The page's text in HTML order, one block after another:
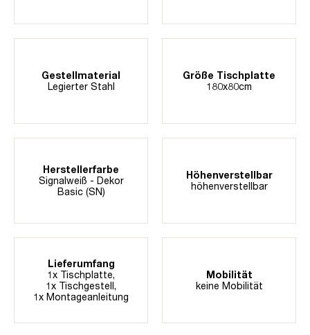
Gestellmaterial
Legierter Stahl
Größe Tischplatte
180x80cm
Herstellerfarbe
Signalweiß - Dekor
Basic (SN)
Höhenverstellbar
höhenverstellbar
Lieferumfang
1x Tischplatte,
1x Tischgestell,
1x Montageanleitung
Mobilität
keine Mobilität